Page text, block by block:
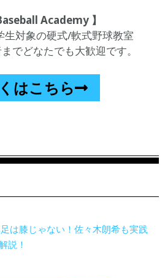
Academy 】
生対象の硬式/軟式野球教室
でどなたでも大歓迎です。
はこちら
は膝じゃない！佐々木朗希も実践
説！